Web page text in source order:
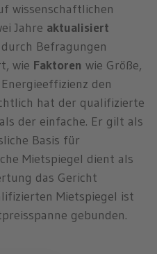
wissenschaftlichen
Jahre aktualisiert
Befragungen
wie Faktoren wie Größe,
den
hat der qualifizierte
der einfache. Er gilt als
Basis für
Mietspiegel dient als
das Gericht
Mietspiegel ist
gebunden.